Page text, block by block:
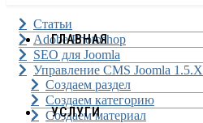
ГЛАВНАЯ
УСЛУГИ
Статьи
Adobe Photoshop
SEO для Joomla
Управление CMS Joomla 1.5.X
Создаем раздел
Создаем категорию
Создаем материал